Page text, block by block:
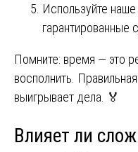
Используйте
гарантированные
Помните: время — это
восполнить.
выигрывает дела. 🏅
Влияет ли